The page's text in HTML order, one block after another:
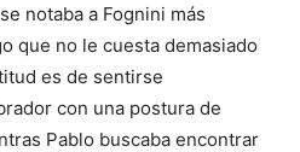
notaba a Fognini más
que no le cuesta demasiado
es de sentirse
con una postura de
Pablo buscaba encontrar